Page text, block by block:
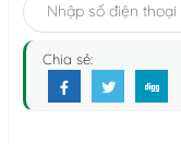
Chia sẻ: